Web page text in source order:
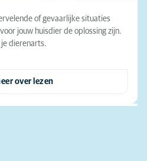
of gevaarlijke situaties
jouw huisdier de oplossing zijn.
dierenarts.
over lezen